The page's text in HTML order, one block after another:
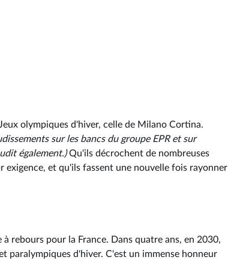
olympiques d'hiver, celle de Milano Cortina.
sur les bancs du groupe EPR et sur
également.)Qu'ils décrochent de nombreuses
exigence, et qu'ils fassent une nouvelle fois rayonner
rebours pour la France. Dans quatre ans, en 2030,
paralympiques d'hiver. C'est un immense honneur